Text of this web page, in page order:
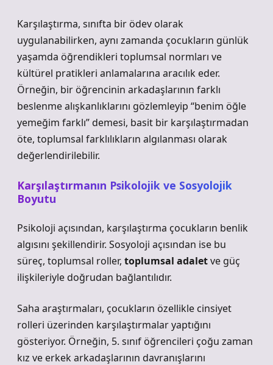
Karşılaştırma, sınıfta bir ödev olarak
uygulanabilirken, aynı zamanda çocukların günlük
yaşamda öğrendikleri toplumsal normları ve
kültürel pratikleri anlamalarına aracılık eder.
Örneğin, bir öğrencinin arkadaşlarının farklı
beslenme alışkanlıklarını gözlemleyip “benim öğle
yemeğim farklı” demesi, basit bir karşılaştırmadan
öte, toplumsal farklılıkların algılanması olarak
değerlendirilebilir.
Karşılaştırmanın Psikolojik ve Sosyolojik
Boyutu
Psikoloji açısından, karşılaştırma çocukların benlik
algısını şekillendirir. Sosyoloji açısından ise bu
süreç, toplumsal roller, toplumsal adaletve güç
ilişkileriyle doğrudan bağlantılıdır.
Saha araştırmaları, çocukların özellikle cinsiyet
rolleri üzerinden karşılaştırmalar yaptığını
gösteriyor. Örneğin, 5. sınıf öğrencileri çoğu zaman
kız ve erkek arkadaşlarının davranışlarını